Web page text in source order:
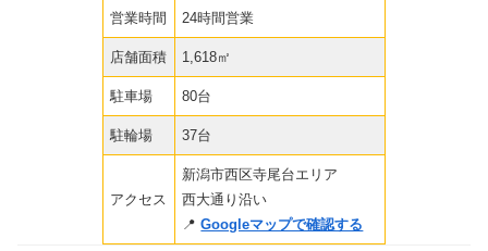
営業時間 24時間営業
店舗面積 1,618㎡
駐車場 80台
駐輪場 37台
アクセス
新潟市西区寺尾台エリア
西大通り沿い
📍Googleマップで確認する